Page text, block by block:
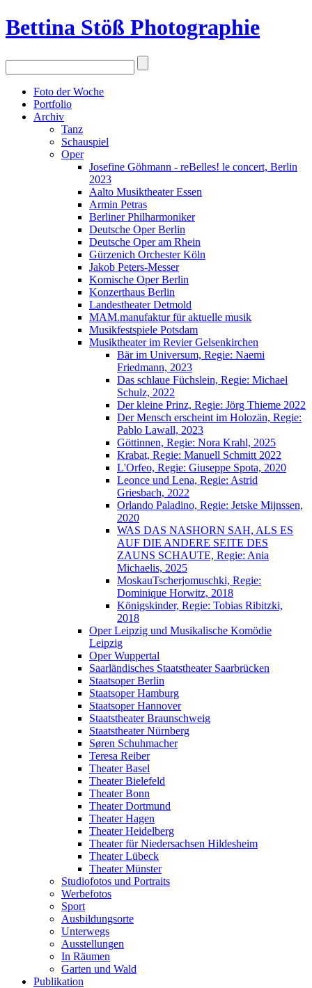
Bettina Stöß Photographie
Foto der Woche
Portfolio
Archiv
Tanz
Schauspiel
Oper
Josefine Göhmann - reBelles! le concert, Berlin
2023
Aalto Musiktheater Essen
Armin Petras
Berliner Philharmoniker
Deutsche Oper Berlin
Deutsche Oper am Rhein
Gürzenich Orchester Köln
Jakob Peters-Messer
Komische Oper Berlin
Konzerthaus Berlin
Landestheater Detmold
MAM.manufaktur für aktuelle musik
Musikfestspiele Potsdam
Musiktheater im Revier Gelsenkirchen
Bär im Universum, Regie: Naemi
Friedmann, 2023
Das schlaue Füchslein, Regie: Michael
Schulz, 2022
Der kleine Prinz, Regie: Jörg Thieme 2022
Der Mensch erscheint im Holozän, Regie:
Pablo Lawall, 2023
Göttinnen, Regie: Nora Krahl, 2025
Krabat, Regie: Manuell Schmitt 2022
L'Orfeo, Regie: Giuseppe Spota, 2020
Leonce und Lena, Regie: Astrid
Griesbach, 2022
Orlando Paladino, Regie: Jetske Mijnssen,
2020
WAS DAS NASHORN SAH, ALS ES
AUF DIE ANDERE SEITE DES
ZAUNS SCHAUTE, Regie: Ania
Michaelis, 2025
MoskauTscherjomuschki, Regie:
Dominique Horwitz, 2018
Königskinder, Regie: Tobias Ribitzki,
2018
Oper Leipzig und Musikalische Komödie
Leipzig
Oper Wuppertal
Saarländisches Staatstheater Saarbrücken
Staatsoper Berlin
Staatsoper Hamburg
Staatsoper Hannover
Staatstheater Braunschweig
Staatstheater Nürnberg
Søren Schuhmacher
Teresa Reiber
Theater Basel
Theater Bielefeld
Theater Bonn
Theater Dortmund
Theater Hagen
Theater Heidelberg
Theater für Niedersachsen Hildesheim
Theater Lübeck
Theater Münster
Studiofotos und Portraits
Werbefotos
Sport
Ausbildungsorte
Unterwegs
Ausstellungen
In Räumen
Garten und Wald
Publikation